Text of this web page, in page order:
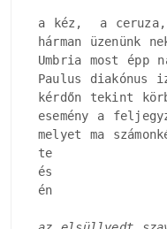
a kéz,  a
hárman üzenünk
Umbria most épp
Paulus
kérdőn tekint
esemény a
melyet ma
te
és
én